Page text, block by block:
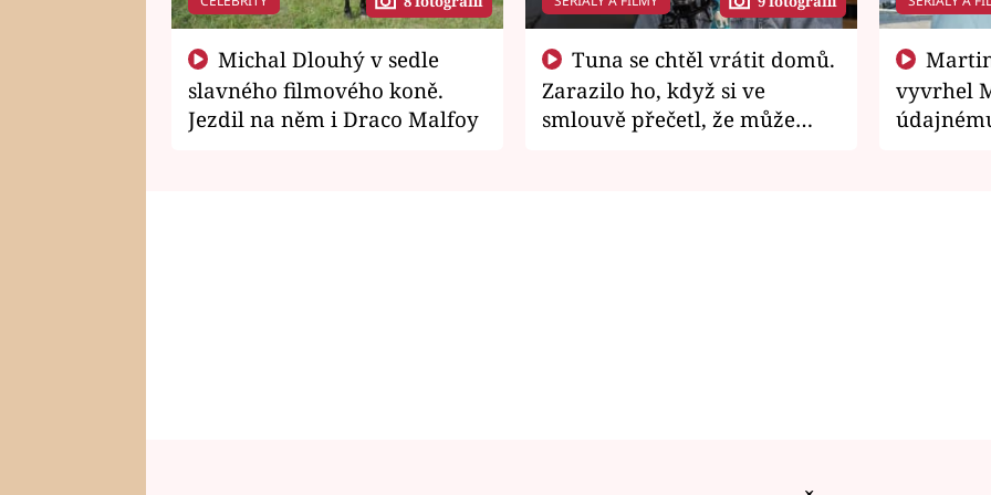
slavného filmového koně.
Jezdil na něm i Draco Malfoy
Zarazilo ho, když si ve
smlouvě přečetl, že může
vyvrhel